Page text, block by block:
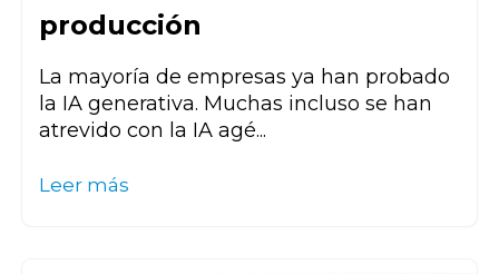
producción
La mayoría de empresas ya han probado
la IA generativa. Muchas incluso se han
atrevido con la IA agé...
Leer más